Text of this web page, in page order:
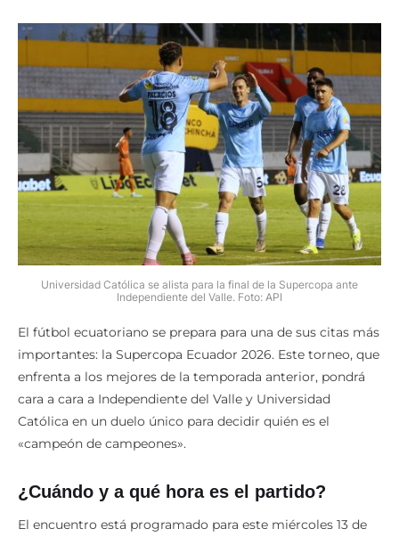
Universidad Católica se alista para la final de la Supercopa ante
Independiente del Valle. Foto: API
El fútbol ecuatoriano se prepara para una de sus citas más
importantes: la Supercopa Ecuador 2026. Este torneo, que
enfrenta a los mejores de la temporada anterior, pondrá
cara a cara a Independiente del Valle y Universidad
Católica en un duelo único para decidir quién es el
«campeón de campeones».
¿Cuándo y a qué hora es el partido?
El encuentro está programado para este miércoles 13 de